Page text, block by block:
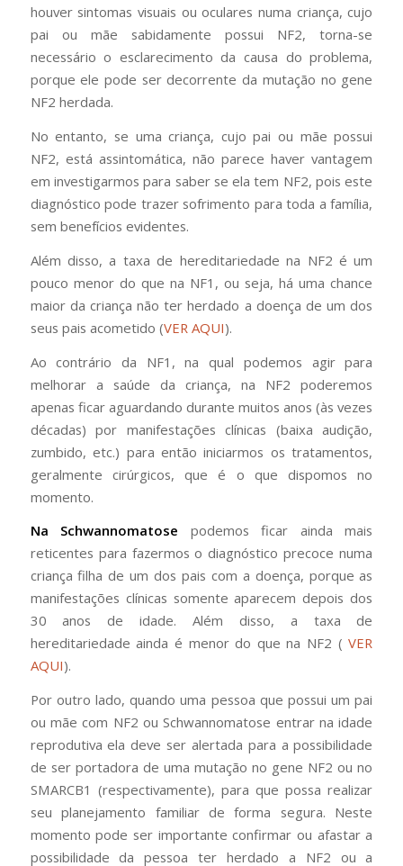
houver sintomas visuais ou oculares numa criança, cujo
pai ou mãe sabidamente possui NF2, torna-se
necessário o esclarecimento da causa do problema,
porque ele pode ser decorrente da mutação no gene
NF2 herdada.
No entanto, se uma criança, cujo pai ou mãe possui
NF2, está assintomática, não parece haver vantagem
em investigarmos para saber se ela tem NF2, pois este
diagnóstico pode trazer sofrimento para toda a família,
sem benefícios evidentes.
Além disso, a taxa de hereditariedade na NF2 é um
pouco menor do que na NF1, ou seja, há uma chance
maior da criança não ter herdado a doença de um dos
seus pais acometido (VER AQUI).
Ao contrário da NF1, na qual podemos agir para
melhorar a saúde da criança, na NF2 poderemos
apenas ficar aguardando durante muitos anos (às vezes
décadas) por manifestações clínicas (baixa audição,
zumbido, etc.) para então iniciarmos os tratamentos,
geralmente cirúrgicos, que é o que dispomos no
momento.
Na Schwannomatose podemos ficar ainda mais
reticentes para fazermos o diagnóstico precoce numa
criança filha de um dos pais com a doença, porque as
manifestações clínicas somente aparecem depois dos
30 anos de idade. Além disso, a taxa de
hereditariedade ainda é menor do que na NF2 (VER
AQUI).
Por outro lado, quando uma pessoa que possui um pai
ou mãe com NF2 ou Schwannomatose entrar na idade
reprodutiva ela deve ser alertada para a possibilidade
de ser portadora de uma mutação no gene NF2 ou no
SMARCB1 (respectivamente), para que possa realizar
seu planejamento familiar de forma segura. Neste
momento pode ser importante confirmar ou afastar a
possibilidade da pessoa ter herdado a NF2 ou a